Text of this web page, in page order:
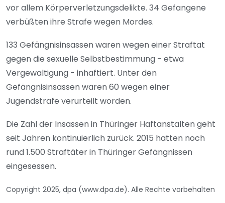
vor allem Körperverletzungsdelikte. 34 Gefangene
verbüßten ihre Strafe wegen Mordes.
133 Gefängnisinsassen waren wegen einer Straftat
gegen die sexuelle Selbstbestimmung - etwa
Vergewaltigung - inhaftiert. Unter den
Gefängnisinsassen waren 60 wegen einer
Jugendstrafe verurteilt worden.
Die Zahl der Insassen in Thüringer Haftanstalten geht
seit Jahren kontinuierlich zurück. 2015 hatten noch
rund 1.500 Straftäter in Thüringer Gefängnissen
eingesessen.
Copyright 2025, dpa (www.dpa.de). Alle Rechte vorbehalten